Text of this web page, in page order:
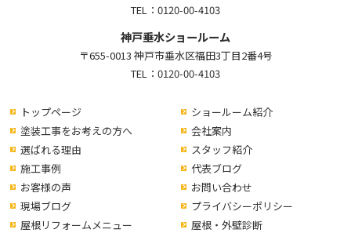
TEL： 0120-00-4103
神戸垂水ショールーム
〒655-0013 神戸市垂水区福田3丁目2番4号
TEL： 0120-00-4103
トップページ
塗装工事をお考えの方へ
選ばれる理由
ショールーム紹介
会社案内
スタッフ紹介
施工事例
お客様の声
現場ブログ
代表ブログ
お問い合わせ
プライバシーポリシー
屋根リフォームメニュー
屋根・外壁診断